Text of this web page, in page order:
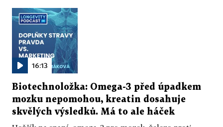
16:13
Biotechnoložka: Omega-3 před úpadkem
mozku nepomohou, kreatin dosahuje
skvělých výsledků. Má to ale háček